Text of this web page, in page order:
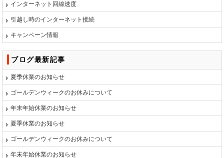
インターネット回線速度
引越し時のインターネット接続
キャンペーン情報
ブログ最新記事
夏季休業のお知らせ
ゴールデンウィークのお休みについて
年末年始休業のお知らせ
夏季休業のお知らせ
ゴールデンウィークのお休みについて
年末年始休業のお知らせ